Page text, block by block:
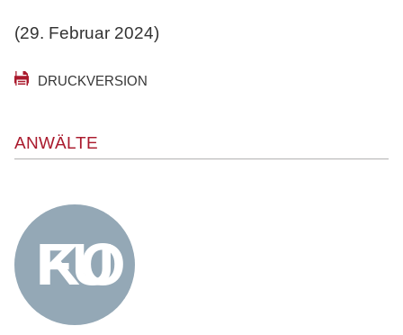
(29. Februar 2024)
DRUCKVERSION
ANWÄLTE